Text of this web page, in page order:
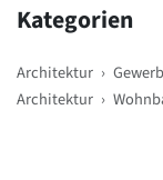
Kategorien
Architektur ›
Architektur ›